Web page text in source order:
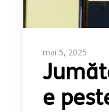
mai 5, 2025
e